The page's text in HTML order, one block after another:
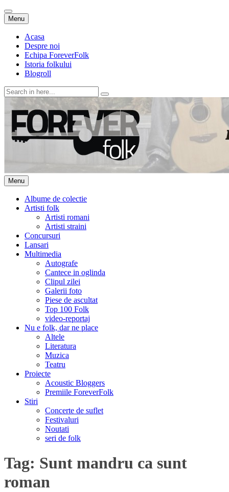
Menu Skip
to
content
Acasa
Despre noi
Echipa ForeverFolk
Istoria folkului
Blogroll
Search
for:
ForeverFolk
Muzica sufletului tau
Menu Skip
to
content
Albume de colectie
Artisti folk
Artisti romani
Artisti straini
Concursuri
Lansari
Multimedia
Autografe
Cantece in oglinda
Clipul zilei
Galerii foto
Piese de ascultat
Top 100 Folk
video-reportaj
Nu e folk, dar ne place
Altele
Literatura
Muzica
Teatru
Proiecte
Acoustic Bloggers
Premiile ForeverFolk
Stiri
Concerte de suflet
Festivaluri
Noutati
seri de folk
Tag: Sunt mandru ca sunt
roman